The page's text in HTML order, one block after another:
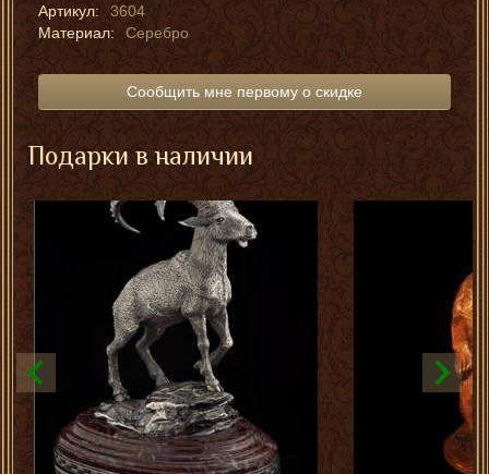
Артикул:
3604
Материал:
Серебро
Сообщить мне первому о скидке
Подарки в наличии